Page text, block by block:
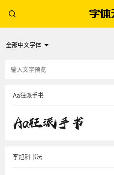
全部中文字体
Aa狂派手书
李旭科书法